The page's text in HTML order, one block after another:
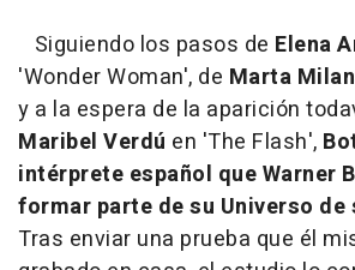
Siguiendo los pasos de Elena
'Wonder Woman', de Marta
y a la espera de la aparición
Maribel Verdú en 'The Flash',
intérprete español que Warner
formar parte de su Universo de
Tras enviar una prueba que él